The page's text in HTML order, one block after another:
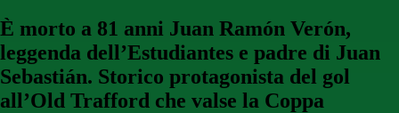
È morto a 81 anni Juan Ramón Verón,
leggenda dell’Estudiantes e padre di Juan
Sebastián. Storico protagonista del gol
all’Old Trafford che valse la Coppa